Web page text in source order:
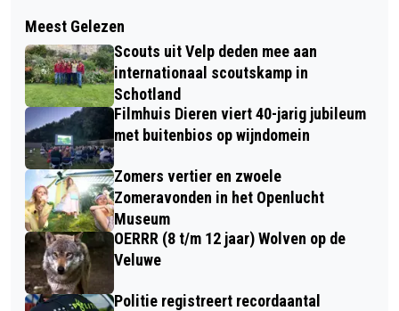
ONTMOET VIX DE RODE WOLF: EEN
NIEUW KINDERBOEK OVER
NATUURAVONTUREN
VELPER BACH ENSEMBLE ZOEKT
PROJECTLEDEN VOOR MOZART
CONCERT IN DOESBURG
Meest Gelezen
Scouts uit Velp deden mee aan
internationaal scoutskamp in
Schotland
Filmhuis Dieren viert 40-jarig jubileum
met buitenbios op wijndomein
Zomers vertier en zwoele
Zomeravonden in het Openlucht
Museum
OERRR (8 t/m 12 jaar) Wolven op de
Veluwe
Politie registreert recordaantal